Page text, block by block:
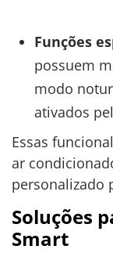
Funções
possuem
modo
ativados
Essas
ar
personalizado
Soluções
Smart